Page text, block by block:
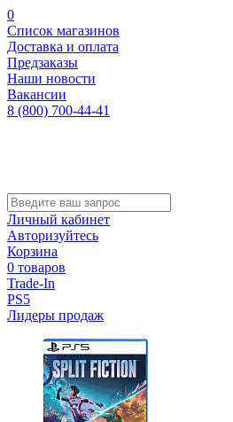
0
Список магазинов
Доставка и оплата
Предзаказы
Наши новости
Вакансии
8 (800) 700-44-41
Личный кабинет
Авторизуйтесь
Корзина
0 товаров
Trade-In
PS5
Лидеры продаж